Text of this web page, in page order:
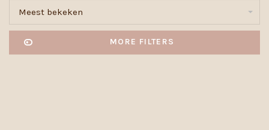
Meest bekeken
MORE FILTERS